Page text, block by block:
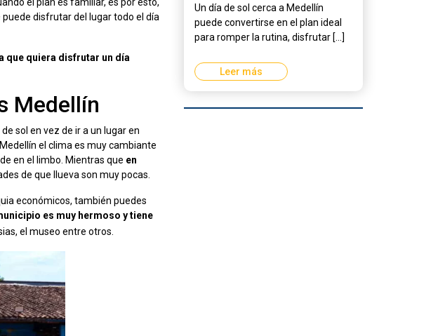
el plan es familiar, es por esto,
disfrutar del lugar todo el día
que quiera disfrutar un día
Medellín
sol en vez de ir a un lugar en
el clima es muy cambiante
en el limbo. Mientras que en
de que llueva son muy pocas.
económicos, también puedes
es muy hermoso y tiene
el museo entre otros.
Un día de sol cerca a Medellín
puede convertirse en el plan ideal
para romper la rutina, disfrutar [...]
Leer más